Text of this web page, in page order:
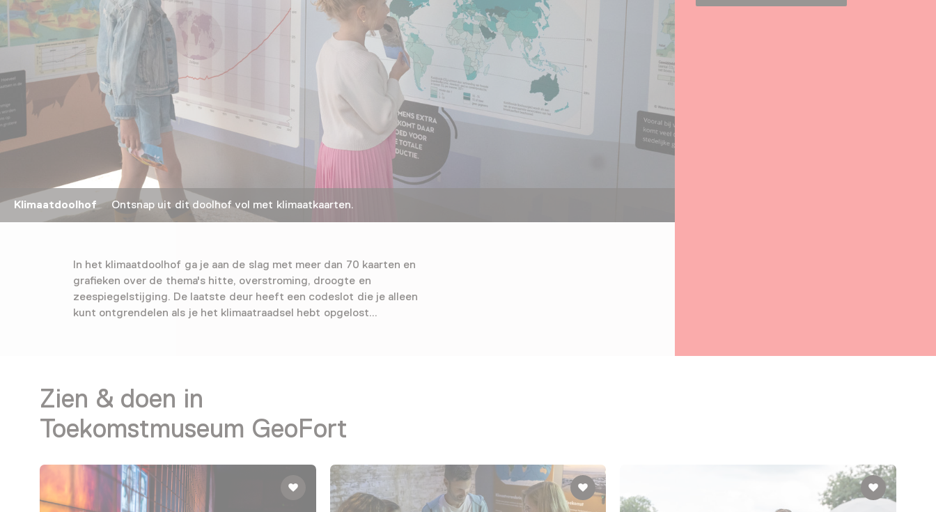
Klimaatdoolhof Ontsnap uit dit doolhof vol met klimaatkaarten.
In het klimaatdoolhof ga je aan de slag met meer dan 70 kaarten en
grafieken over de thema's hitte, overstroming, droogte en
zeespiegelstijging. De laatste deur heeft een codeslot die je alleen
kunt ontgrendelen als je het klimaatraadsel hebt opgelost...
Zien & doen in
Toekomstmuseum GeoFort